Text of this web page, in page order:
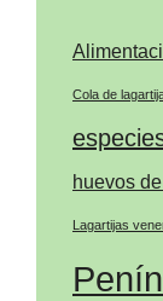
Cola de
huevos
Lagartijas